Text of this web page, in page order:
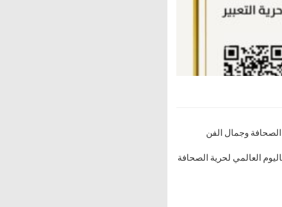
الصحافة وجمال الفن
معاً باليوم العالمي لحرية الصحافة